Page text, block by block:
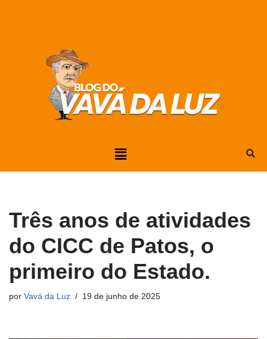
Três anos de atividades
do CICC de Patos, o
primeiro do Estado.
por Vavá da Luz 19 de junho de 2025